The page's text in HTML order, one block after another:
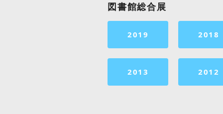
図書館総合展
2019 2018
2013 2012